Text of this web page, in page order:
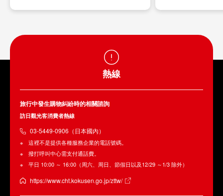
熱線
旅行中發生購物糾紛時的相關諮詢
訪日觀光客消費者熱線
03-5449-0906（日本國內）
這裡不是提供各種服務企業的電話號碼。
撥打呼叫中心需支付通話費。
平日 10:00 ～ 16:00（周六、周日、節假日以及12/29 ～1/3 除外）
https://www.cht.kokusen.go.jp/zttw/